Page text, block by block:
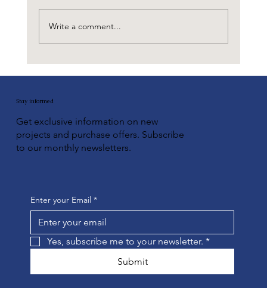
Write a comment...
Stay informed
Get exclusive information on new
projects and purchase offers. Subscribe
to our monthly newsletters.
Enter your Email *
Yes, subscribe me to your newsletter. *
Submit